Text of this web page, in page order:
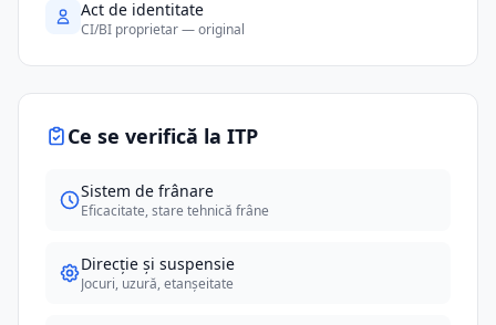
Act de identitate
CI/BI proprietar — original
Ce se verifică la ITP
Sistem de frânare
Eficacitate, stare tehnică frâne
Direcție și suspensie
Jocuri, uzură, etanșeitate